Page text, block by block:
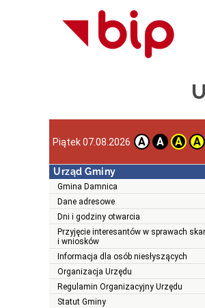
Piątek 07.08.2026 A A A A
Urząd Gminy
Gmina Damnica
Dane adresowe
Dni i godziny otwarcia
Przyjęcie interesantów w sprawach
i wniosków
Informacja dla osób niesłyszących
Organizacja Urzędu
Regulamin Organizacyjny Urzędu
Statut Gminy